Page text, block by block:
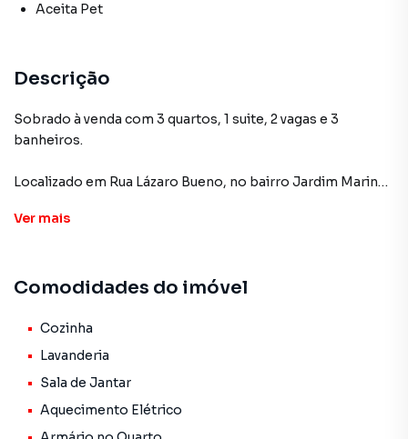
Aceita Pet
Descrição
Sobrado à venda com 3 quartos, 1 suite, 2 vagas e 3
banheiros.
Localizado em Rua Lázaro Bueno, no bairro Jardim Maringá
Porcelanato
Aquecimento Elétrico
Armário Cozinha
Aceita Pet
Armário no Quarto
Ver mais
Comodidades do imóvel
Cozinha
Lavanderia
Sala de Jantar
Aquecimento Elétrico